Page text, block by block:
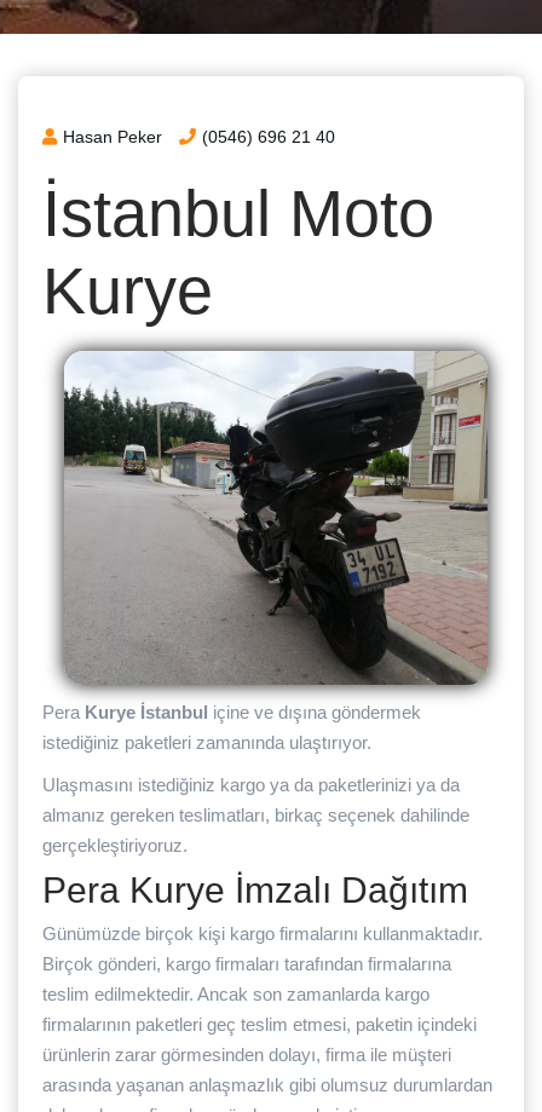
Hasan Peker (0546) 696 21 40
İstanbul Moto
Kurye
Pera Kurye İstanbul içine ve dışına göndermek
istediğiniz paketleri zamanında ulaştırıyor.
Ulaşmasını istediğiniz kargo ya da paketlerinizi ya da
almanız gereken teslimatları, birkaç seçenek dahilinde
gerçekleştiriyoruz.
Pera Kurye İmzalı Dağıtım
Günümüzde birçok kişi kargo firmalarını kullanmaktadır.
Birçok gönderi, kargo firmaları tarafından firmalarına
teslim edilmektedir. Ancak son zamanlarda kargo
firmalarının paketleri geç teslim etmesi, paketin içindeki
ürünlerin zarar görmesinden dolayı, firma ile müşteri
arasında yaşanan anlaşmazlık gibi olumsuz durumlardan